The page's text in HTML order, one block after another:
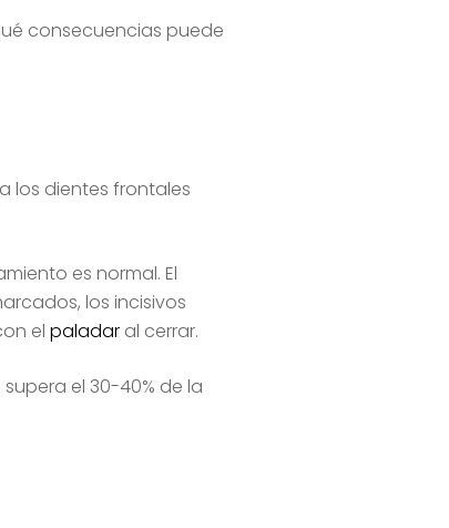
consecuencias puede
los dientes frontales
es normal. El
los incisivos
elpaladar al cerrar.
el 30-40% de la